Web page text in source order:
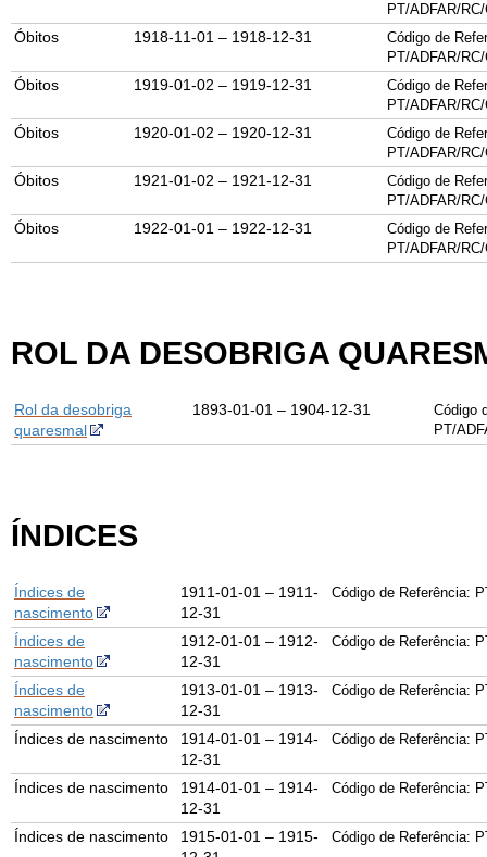
PT/ADFAR/RC/
Óbitos 1918-11-01 – 1918-12-31
Código de
PT/ADFAR/RC/
Óbitos 1919-01-02 – 1919-12-31
Código de
PT/ADFAR/RC/
Óbitos 1920-01-02 – 1920-12-31
Código de
PT/ADFAR/RC/
Óbitos 1921-01-02 – 1921-12-31
Código de
PT/ADFAR/RC/
Óbitos 1922-01-01 – 1922-12-31
Código de
PT/ADFAR/RC/
ROL DA DESOBRIGA
Rol da desobriga
quaresmal
1893-01-01 – 1904-12-31
Código
PT/
ÍNDICES
Índices de
nascimento
1911-01-01 – 1911-
12-31
Código de Referência:
Índices de
nascimento
1912-01-01 – 1912-
12-31
Código de Referência:
Índices de
nascimento
1913-01-01 – 1913-
12-31
Código de Referência:
Índices de nascimento
1914-01-01 – 1914-
12-31
Código de Referência:
Índices de nascimento
1914-01-01 – 1914-
12-31
Código de Referência:
Índices de nascimento
1915-01-01 – 1915-
Código de Referência: